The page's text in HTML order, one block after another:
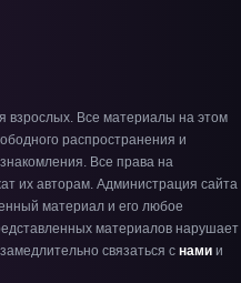
взрослых. Все материалы на этом
распространения и
Все права на
их авторам. Администрация сайта
материал и его любое
материалов нарушает
связаться с нами и